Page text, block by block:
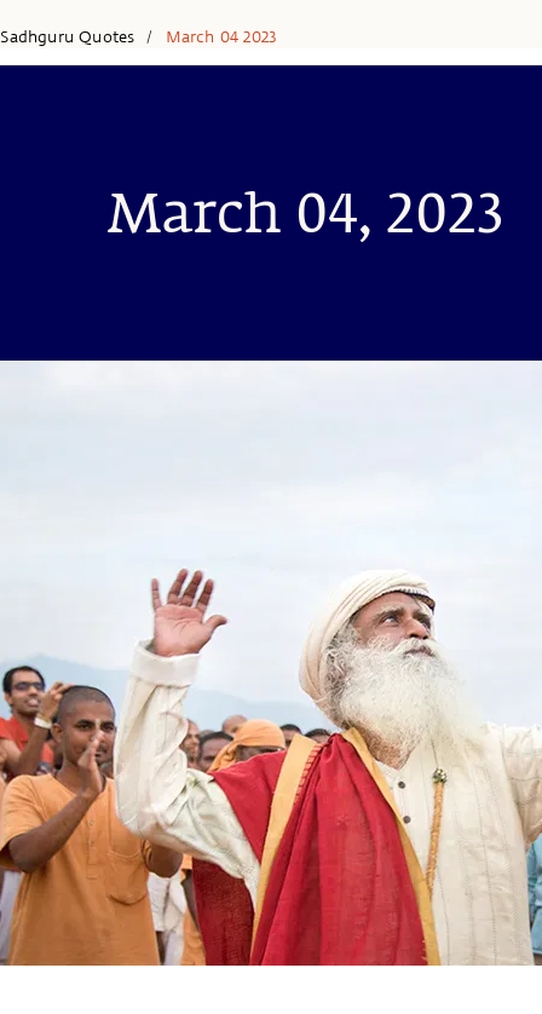
Sadhguru Quotes / March 04 2023
March 04, 2023